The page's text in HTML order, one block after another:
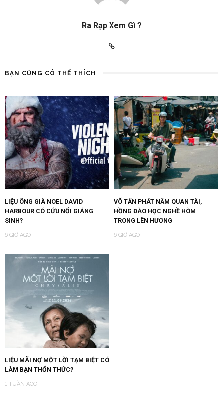
Ra Rạp Xem Gì ?
BẠN CŨNG CÓ THỂ THÍCH
LIỆU ÔNG GIÀ NOEL DAVID
HARBOUR CÓ CỨU NỔI GIÁNG
SINH?
6 GIỜ AGO
VÕ TẤN PHÁT NẰM QUAN TÀI,
HỒNG ĐÀO HỌC NGHỀ HÒM
TRONG LÊN HƯƠNG
6 GIỜ AGO
LIỆU MÃI NỢ MỘT LỜI TẠM BIỆT CÓ
LÀM BẠN THỔN THỨC?
1 TUẦN AGO